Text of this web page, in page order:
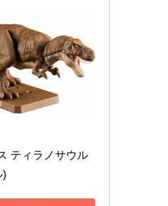
ティラノサウル
)